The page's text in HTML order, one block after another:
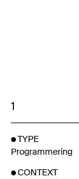
1
TYPE
Programmering
CONTEXT